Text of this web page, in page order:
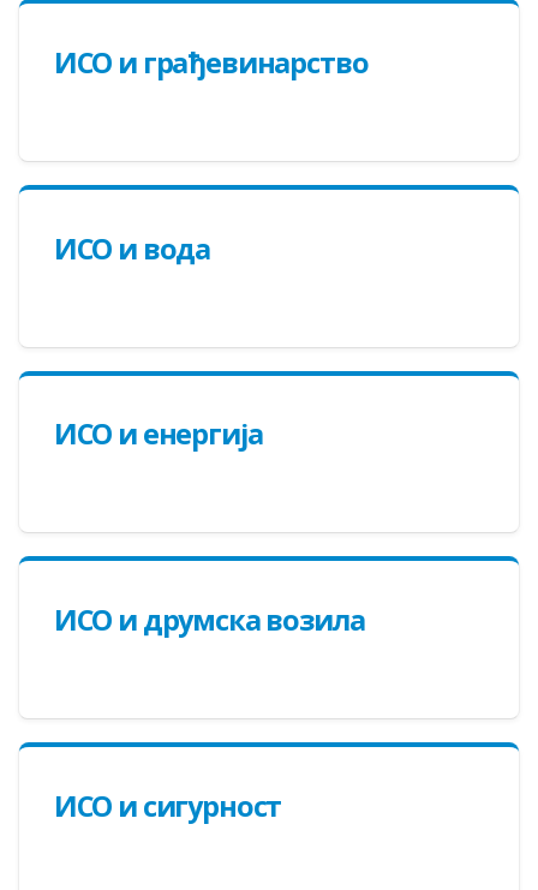
ИСО и грађевинарство
ИСО и вода
ИСО и енергија
ИСО и друмска возила
ИСО и сигурност